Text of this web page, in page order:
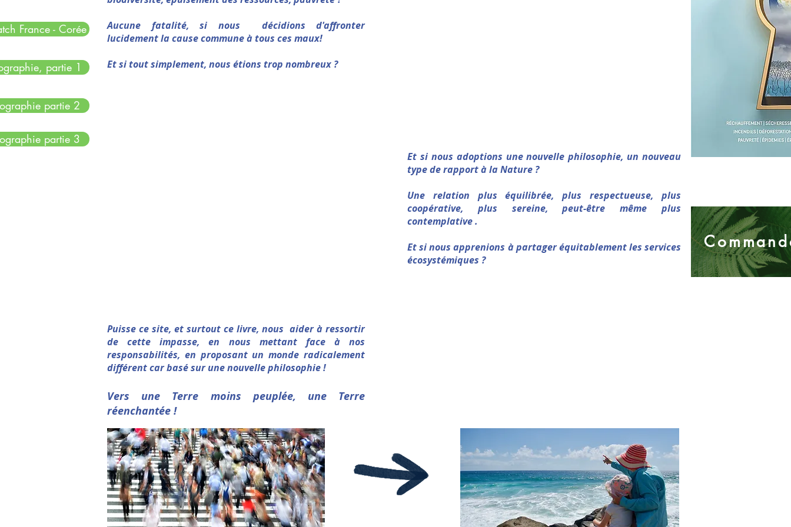
France - Corée
partie 1
Aucune fatalité, si nous décidions d'affronter
lucidement la cause commune à tous ces maux!
Et si tout simplement, nous étions trop nombreux ?
partie 2
partie 3
Et si nous adoptions une nouvelle philosophie, un nouveau
type de rapport à la Nature ?
Une relation plus équilibrée, plus respectueuse, plus
coopérative, plus sereine, peut-être même plus
contemplative .
Et si nous apprenions à partager équitablement les services
écosystémiques ?
Puisse ce site, et surtout ce livre, nous aider à ressortir
de cette impasse, en nous mettant face à nos
responsabilités, en proposant un monde radicalement
différent car basé sur une nouvelle philosophie !
Vers une Terre moins peuplée, une Terre
réenchantée !